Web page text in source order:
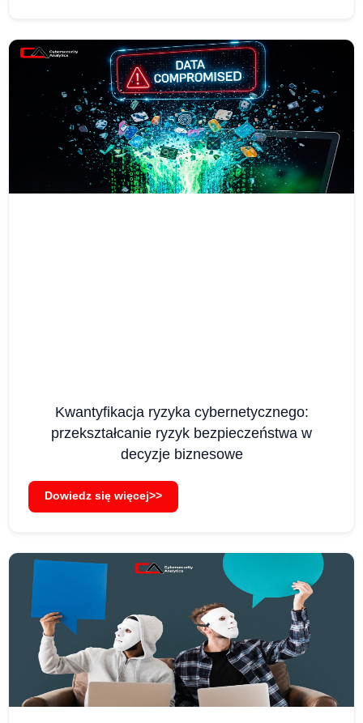
Kwantyfikacja ryzyka cybernetycznego:
przekształcanie ryzyk bezpieczeństwa w
decyzje biznesowe
Dowiedz się więcej>>